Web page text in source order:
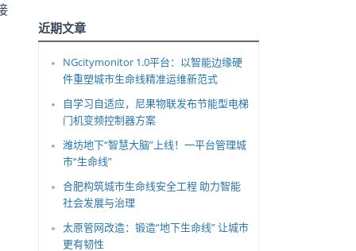
近期文章
NGcitymonitor 1.0平台：以智能边缘硬
件重塑城市生命线精准运维新范式
自学习自适应，尼果物联发布节能型电梯
门机变频控制器方案
潍坊地下“智慧大脑”上线！一平台管理城
市“生命线”
合肥构筑城市生命线安全工程 助力智能
社会发展与治理
太原管网改造：锻造“地下生命线” 让城市
更有韧性